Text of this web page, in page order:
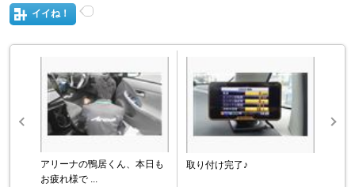
イイね！
アリーナの鴨居くん、本日も
お疲れ様で ...
取り付け完了♪